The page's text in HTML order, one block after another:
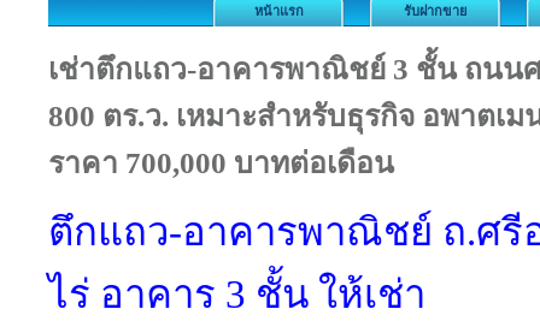
หน้าแรก รับฝากขาย
เช่าตึกแถว-อาคารพาณิชย์ 3 ชั้น ถนน
800 ตร.ว. เหมาะสำหรับธุรกิจ อพาตเ
ราคา 700,000 บาทต่อเดือน
ตึกแถว-อาคารพาณิชย์ ถ.ศรี
ไร่ อาคาร 3 ชั้น ให้เช่า